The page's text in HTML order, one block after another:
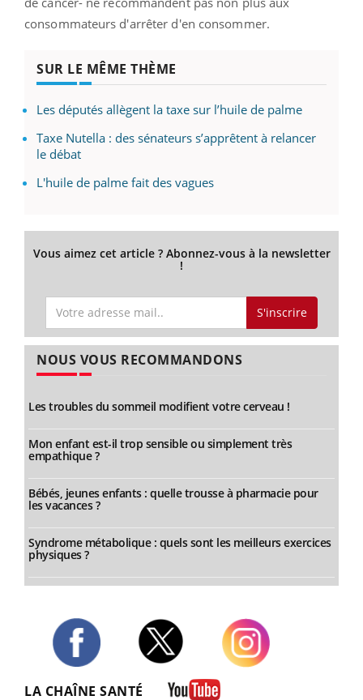
consommateurs d'arrêter d'en consommer.
SUR LE MÊME THÈME
Les députés allègent la taxe sur l’huile de palme
Taxe Nutella : des sénateurs s’apprêtent à relancer
le débat
L'huile de palme fait des vagues
Vous aimez cet article ? Abonnez-vous à la newsletter
!
S'inscrire
NOUS VOUS RECOMMANDONS
Les troubles du sommeil modifient votre cerveau !
Mon enfant est-il trop sensible ou simplement très
empathique ?
Bébés, jeunes enfants : quelle trousse à pharmacie pour
les vacances ?
Syndrome métabolique : quels sont les meilleurs exercices
physiques ?
LA CHAÎNE SANTÉ